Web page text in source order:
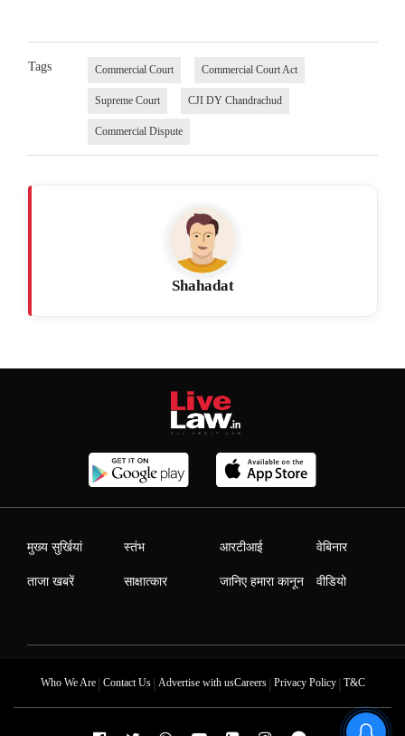
Tags Commercial Court Commercial Court Act
Supreme Court CJI DY Chandrachud
Commercial Dispute
Shahadat
मुख्य सुर्खियां
ताजा खबरें
स्तंभ
साक्षात्कार
आरटीआई
जानिए हमारा कानून
वेबिनार
वीडियो
Who We Are| Contact Us| Advertise with usCareers| Privacy Policy| T&C